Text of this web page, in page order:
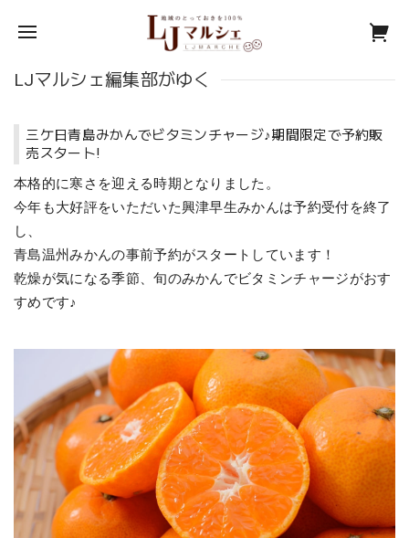
LJマルシェ編集部がゆく
三ケ日青島みかんでビタミンチャージ♪期間限定で予約販
売スタート!
本格的に寒さを迎える時期となりました。
今年も大好評をいただいた興津早生みかんは予約受付を終了
し、
青島温州みかんの事前予約がスタートしています！
乾燥が気になる季節、旬のみかんでビタミンチャージがおす
すめです♪